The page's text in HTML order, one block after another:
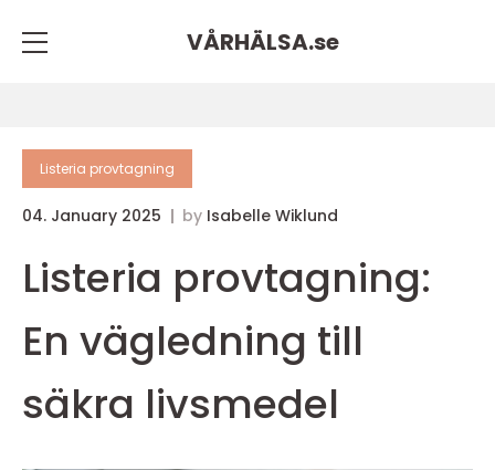
VÅRHÄLSA.se
Listeria provtagning
04. January 2025 by Isabelle Wiklund
Listeria provtagning:
En vägledning till
säkra livsmedel